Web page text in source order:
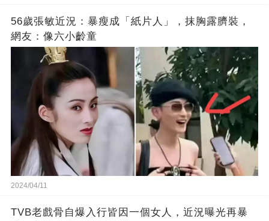
56歲張敏近況：暴瘦成「紙片人」，抹胸露臍裝，
網友：像六小齡童
2024/04/11
TVB老戲骨自爆入行皆因一個女人，近況曝光再暴